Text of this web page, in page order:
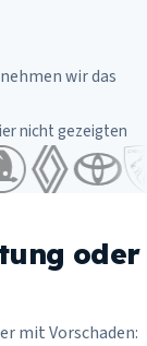
wir das
nicht gezeigten
oder
mit Vorschaden: